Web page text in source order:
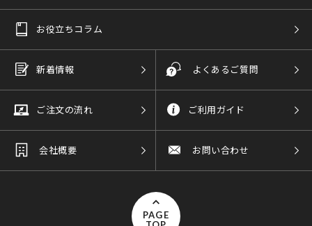
お役立ちコラム
新着情報 よくあるご質問
ご注文の流れ ご利用ガイド
会社概要 お問い合わせ
PAGE